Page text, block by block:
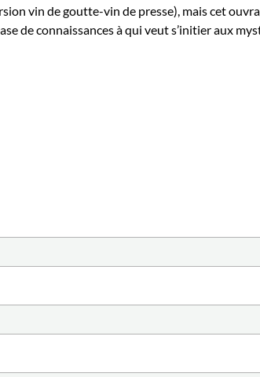
vin de goutte-vin de presse), mais cet
de connaissances à qui veut s’initier aux